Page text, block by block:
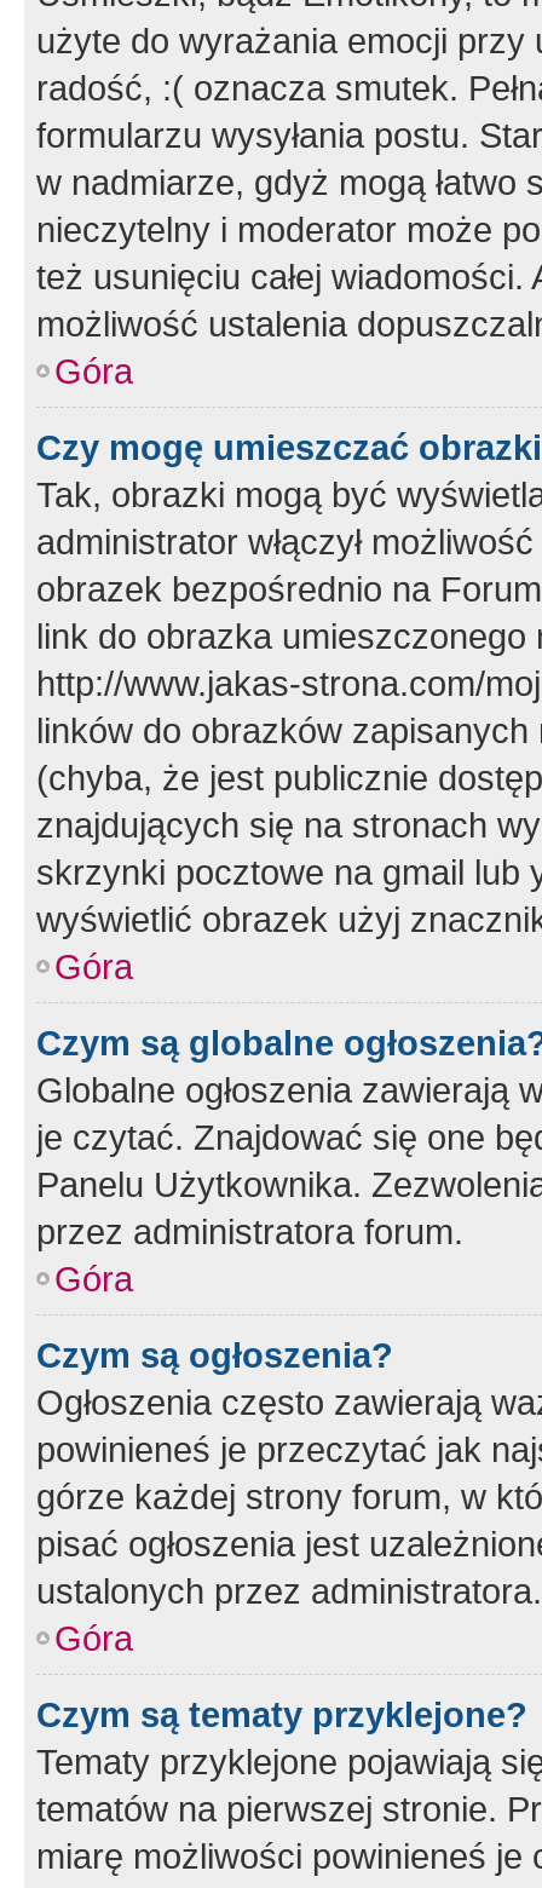
użyte do wyrażania emocji
radość, :( oznacza smutek.
formularzu wysyłania postu.
w nadmiarze, gdyż mogą
nieczytelny i moderator może
też usunięciu całej
możliwość ustalenia
Góra
Czy mogę umieszczać
Tak, obrazki mogą być
administrator włączył
obrazek bezpośrednio na
link do obrazka
http://www.jakas-strona.com/
linków do obrazków
(chyba, że jest publicznie
znajdujących się na stronach
skrzynki pocztowe na gmail lub
wyświetlić obrazek użyj
Góra
Czym są globalne
Globalne ogłoszenia zawierają
je czytać. Znajdować się one
Panelu Użytkownika.
przez administratora forum.
Góra
Czym są ogłoszenia?
Ogłoszenia często zawierają
powinieneś je przeczytać jak
górze każdej strony forum, w
pisać ogłoszenia jest
ustalonych przez administratora.
Góra
Czym są tematy przyklejone?
Tematy przyklejone pojawiają
tematów na pierwszej stronie.
miarę możliwości powinieneś je